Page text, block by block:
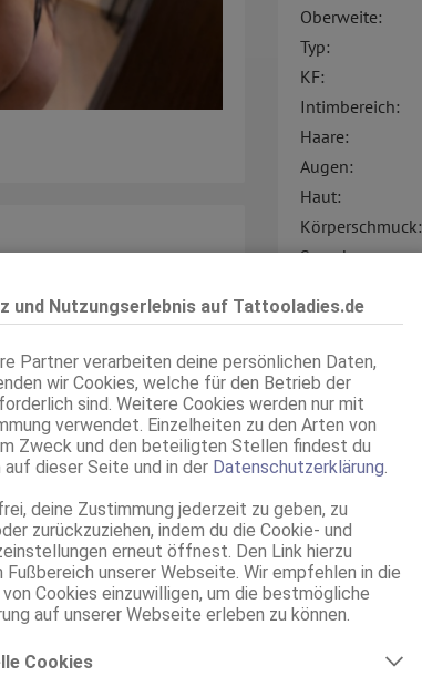
und Nutzungserlebnis auf Tattooladies.de
Partner verarbeiten deine persönlichen Daten,
wir Cookies, welche für den Betrieb der
sind. Weitere Cookies werden nur mit
verwendet. Einzelheiten zu den Arten von
Zweck und den beteiligten Stellen findest du
dieser Seite und in der Datenschutzerklärung
deine Zustimmung jederzeit zu geben, zu
zurückzuziehen, indem du die Cookie- und
erneut öffnest. Den Link hierzu
Fußbereich unserer Webseite. Wir empfehlen in die
Cookies einzuwilligen, um die bestmögliche
auf unserer Webseite erleben zu können.
Cookies
wie man einen
du mich lieben.
die Anzeige auf
Oberweite:
Typ:
KF:
Intimbereich:
Haare:
Augen:
Haut:
Körperschmuck:
Sprachen:
Service: